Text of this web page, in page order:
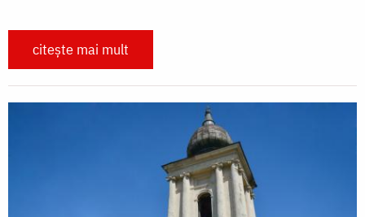
citește mai mult